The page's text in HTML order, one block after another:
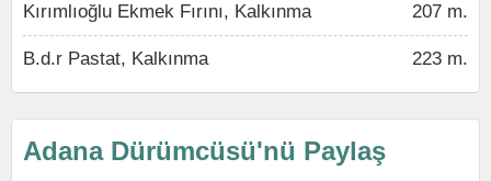
Kırımlıoğlu Ekmek Fırını, Kalkınma 207 m.
B.d.r Pastat, Kalkınma 223 m.
Adana Dürümcüsü'nü Paylaş